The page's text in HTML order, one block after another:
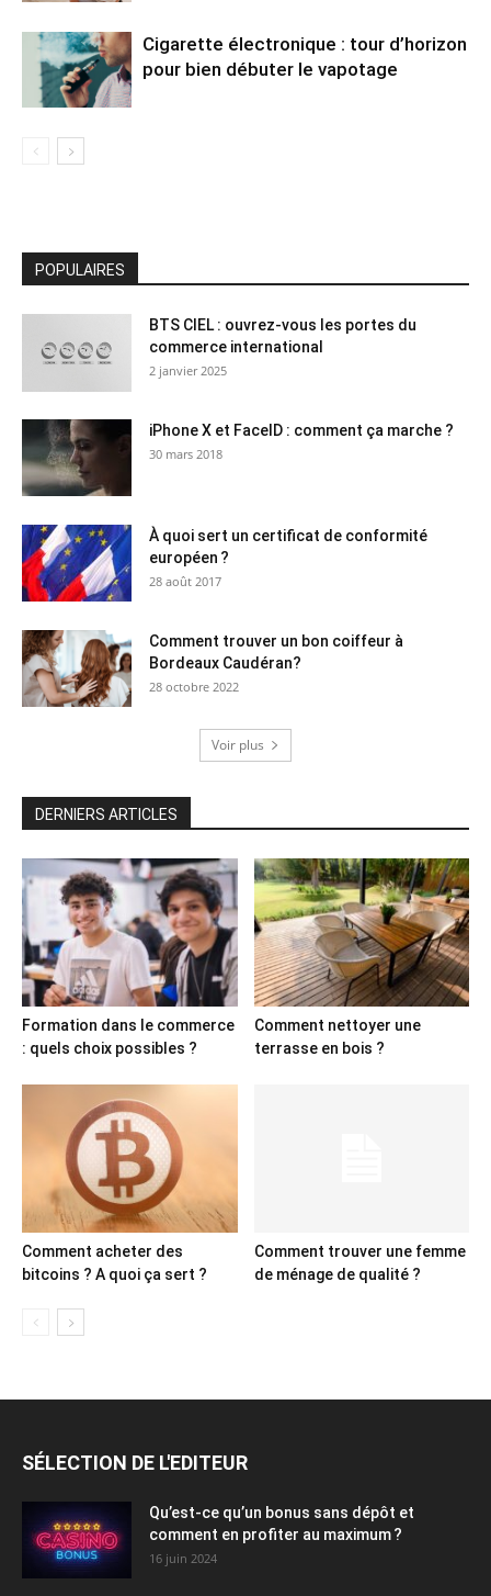
Cigarette électronique : tour d’horizon
pour bien débuter le vapotage
POPULAIRES
BTS CIEL : ouvrez-vous les portes du
commerce international
2 janvier 2025
iPhone X et FaceID : comment ça marche ?
30 mars 2018
À quoi sert un certificat de conformité
européen ?
28 août 2017
Comment trouver un bon coiffeur à
Bordeaux Caudéran?
28 octobre 2022
Voir plus
DERNIERS ARTICLES
Formation dans le commerce
: quels choix possibles ?
Comment nettoyer une
terrasse en bois ?
Comment acheter des
bitcoins ? A quoi ça sert ?
Comment trouver une femme
de ménage de qualité ?
SÉLECTION DE L'EDITEUR
Qu’est-ce qu’un bonus sans dépôt et
comment en profiter au maximum ?
16 juin 2024